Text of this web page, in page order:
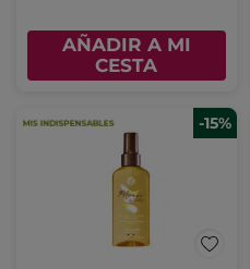
AÑADIR A MI
CESTA
-15%